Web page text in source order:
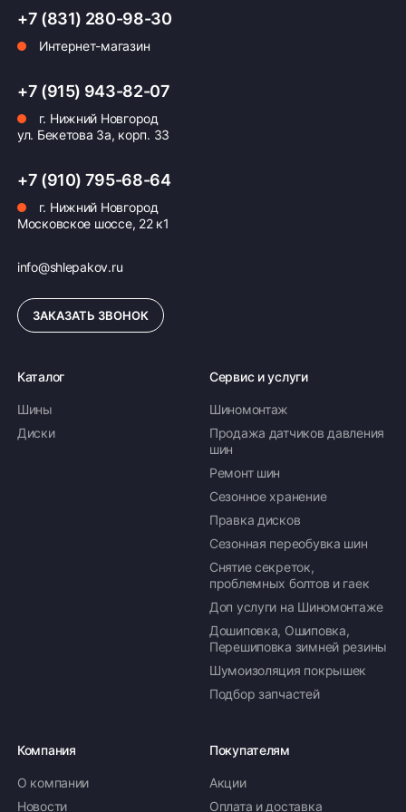
Оплата заказа
Возможна картой, наличными при получении,
формирование счёта для Юр.Лица
+7 (831) 280-98-30
Интернет-магазин
+7 (915) 943-82-07
г. Нижний Новгород
ул. Бекетова 3а, корп. 33
+7 (910) 795-68-64
г. Нижний Новгород
Московское шоссе, 22 к1
info@shlepakov.ru
ЗАКАЗАТЬ ЗВОНОК
Каталог
Шины
Диски
Сервис и услуги
Шиномонтаж
Продажа датчиков давления
шин
Ремонт шин
Сезонное хранение
Правка дисков
Сезонная переобувка шин
Снятие секреток,
проблемных болтов и гаек
Доп услуги на Шиномонтаже
Дошиповка, Ошиповка,
Перешиповка зимней резины
Шумоизоляция покрышек
Подбор запчастей
Компания
О компании
Новости
Покупателям
Акции
Оплата и доставка